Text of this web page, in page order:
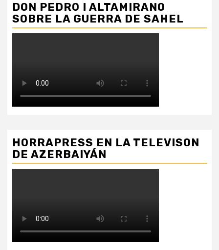
DON PEDRO I ALTAMIRANO
SOBRE LA GUERRA DE SAHEL
HORRAPRESS EN LA TELEVISON
DE AZERBAIYÁN